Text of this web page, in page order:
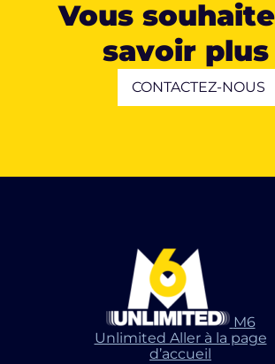
Vous
savoir plus
CONTACTEZ-NOUS
M6
Unlimited Aller à la page
d’accueil